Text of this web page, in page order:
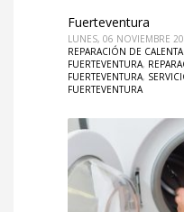
Fuerteventura
LUNES, 06 NOVIEMBRE
REPARACIÓN DE
FUERTEVENTURA,
FUERTEVENTURA,
FUERTEVENTURA